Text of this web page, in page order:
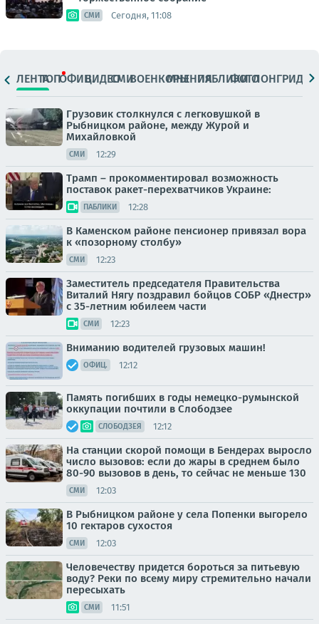
СМИ Сегодня, 11:08
ЛЕНТАТОПОФИЦ.ВИДЕОСМИВОЕНКОРЫМНЕНИЯПАБЛИКИ
ФОТОЛОНГРИДЫ
Грузовик столкнулся с легковушкой в
Рыбницком районе, между Журой и
Михайловкой
СМИ 12:29
Трамп – прокомментировал возможность
поставок ракет-перехватчиков Украине:
ПАБЛИКИ 12:28
В Каменском районе пенсионер привязал вора
к «позорному столбу»
СМИ 12:23
Заместитель председателя Правительства
Виталий Нягу поздравил бойцов СОБР «Днестр»
с 35-летним юбилеем части
СМИ 12:23
Вниманию водителей грузовых машин!
ОФИЦ. 12:12
Память погибших в годы немецко-румынской
оккупации почтили в Слободзее
СЛОБОДЗЕЯ 12:12
На станции скорой помощи в Бендерах выросло
число вызовов: если до жары в среднем было
80-90 вызовов в день, то сейчас не меньше 130
СМИ 12:03
В Рыбницком районе у села Попенки выгорело
10 гектаров сухостоя
СМИ 12:03
Человечеству придется бороться за питьевую
воду? Реки по всему миру стремительно начали
пересыхать
СМИ 11:51